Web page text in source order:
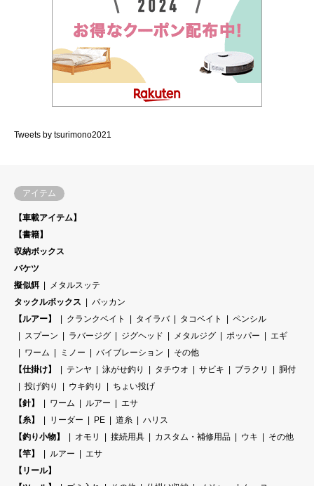
Tweets by tsurimono2021
アイテム
【車載アイテム】
【書籍】
収納ボックス
バケツ
擬似餌
メタルスッテ
タックルボックス
バッカン
【ルアー】
クランクベイト タイラバ タコベイト
ペンシル
スプーン
ラバージグ ジグヘッド メタルジグ ポッパー
エギ
ワーム
ミノー バイブレーション
その他
【仕掛け】
テンヤ 泳がせ釣り タチウオ サビキ ブラクリ
胴付
投げ釣り
ウキ釣り
ちょい投げ
【針】
ワーム ルアー
エサ
【糸】
リーダー PE 道糸
ハリス
【釣り小物】
オモリ 接続用具 カスタム・補修用品 ウキ
その他
【竿】
ルアー
エサ
【リール】